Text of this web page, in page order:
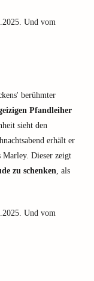
Und vom
berühmter
Pfandleiher
sieht den
erhält er
Marley. Dieser zeigt
zu schenken, als
Und vom